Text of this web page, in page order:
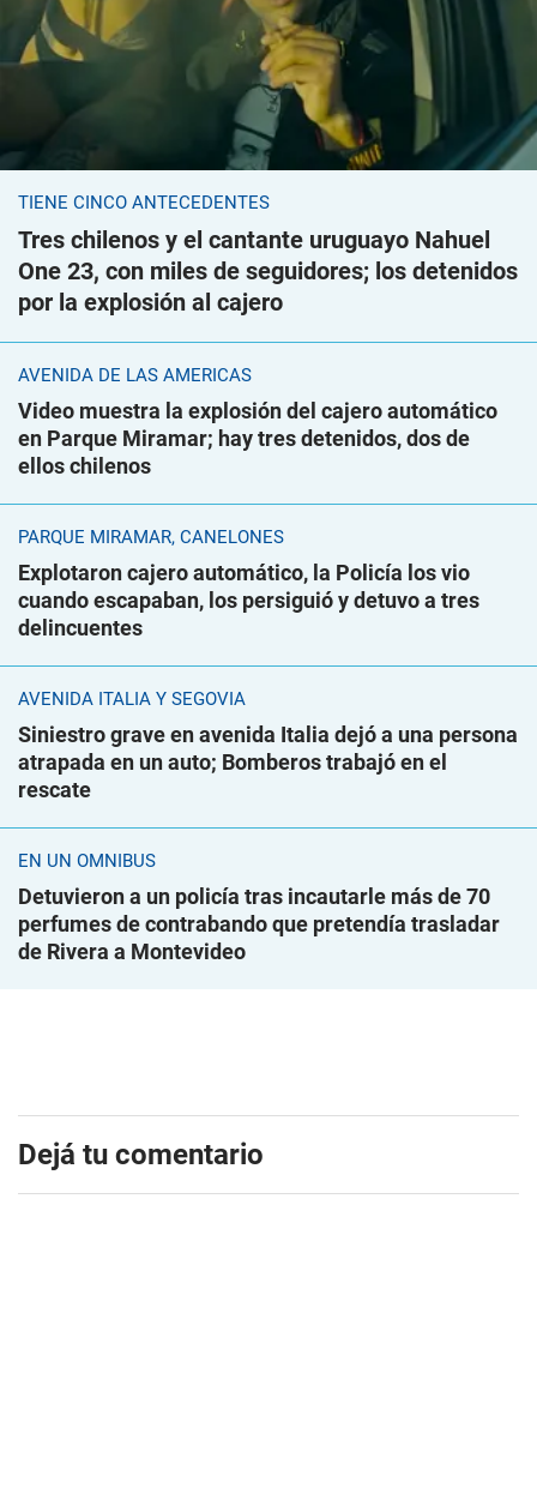
TIENE CINCO ANTECEDENTES
Tres chilenos y el cantante uruguayo Nahuel
One 23, con miles de seguidores; los detenidos
por la explosión al cajero
AVENIDA DE LAS AMÉRICAS
Video muestra la explosión del cajero automático
en Parque Miramar; hay tres detenidos, dos de
ellos chilenos
PARQUE MIRAMAR, CANELONES
Explotaron cajero automático, la Policía los vio
cuando escapaban, los persiguió y detuvo a tres
delincuentes
AVENIDA ITALIA Y SEGOVIA
Siniestro grave en avenida Italia dejó a una persona
atrapada en un auto; Bomberos trabajó en el
rescate
EN UN ÓMNIBUS
Detuvieron a un policía tras incautarle más de 70
perfumes de contrabando que pretendía trasladar
de Rivera a Montevideo
Dejá tu comentario